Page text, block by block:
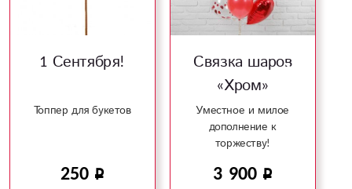
1 Сентября!
Топпер для букетов
250
Связка шаров
«Хром»
Уместное и милое
дополнение к
торжеству!
3 900